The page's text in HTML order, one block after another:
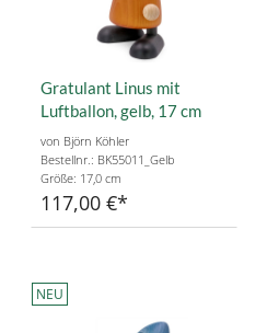
Gratulant Linus mit
Luftballon, gelb, 17 cm
von Björn Köhler
Bestellnr.: BK55011_Gelb
Größe: 17,0 cm
117,00 €
NEU